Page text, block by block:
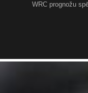
WRC prognožu